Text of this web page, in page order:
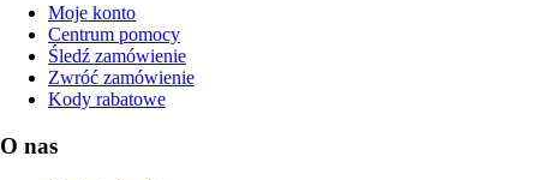
Moje konto
Centrum pomocy
Śledź zamówienie
Zwróć zamówienie
Kody rabatowe
O nas